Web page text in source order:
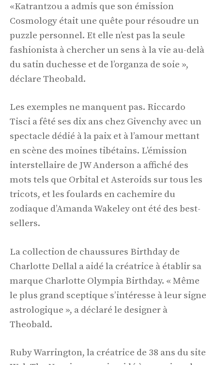
«Katrantzou a admis que son émission
Cosmology était une quête pour résoudre un
puzzle personnel. Et elle n’est pas la seule
fashionista à chercher un sens à la vie au-delà
du satin duchesse et de l’organza de soie »,
déclare Theobald.
Les exemples ne manquent pas. Riccardo
Tisci a fêté ses dix ans chez Givenchy avec un
spectacle dédié à la paix et à l’amour mettant
en scène des moines tibétains. L’émission
interstellaire de JW Anderson a affiché des
mots tels que Orbital et Asteroids sur tous les
tricots, et les foulards en cachemire du
zodiaque d’Amanda Wakeley ont été des best-
sellers.
La collection de chaussures Birthday de
Charlotte Dellal a aidé la créatrice à établir sa
marque Charlotte Olympia Birthday. « Même
le plus grand sceptique s’intéresse à leur signe
astrologique », a déclaré le designer à
Theobald.
Ruby Warrington, la créatrice de 38 ans du site